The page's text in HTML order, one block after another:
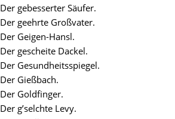
Der gebesserter Säufer.
Der geehrte Großvater.
Der Geigen-Hansl.
Der gescheite Dackel.
Der Gesundheitsspiegel.
Der Gießbach.
Der Goldfinger.
Der g’selchte Levy.